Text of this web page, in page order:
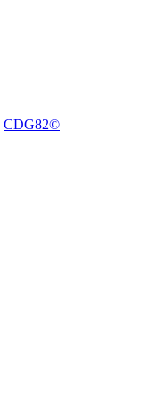
CDG82©